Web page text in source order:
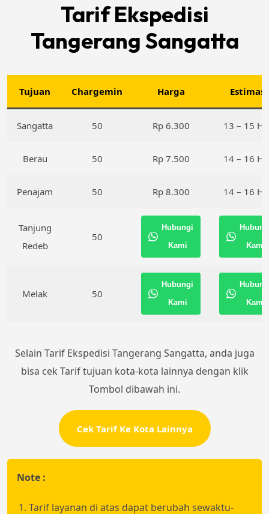
Tarif Ekspedisi
Tangerang Sangatta
Tujuan Chargemin Harga Estimasi
Sangatta 50 Rp 6.300 13 – 15
Berau 50 Rp 7.500 14 – 16
Penajam 50 Rp 8.300 14 – 16
Tanjung
Redeb
50
Hubungi
Kami
Kami
Melak 50
Hubungi
Kami
Kami
Selain Tarif Ekspedisi Tangerang Sangatta, anda juga
bisa cek Tarif tujuan kota-kota lainnya dengan klik
Tombol dibawah ini.
Cek Tarif Ke Kota Lainnya
Note :
Tarif layanan di atas dapat berubah sewaktu-